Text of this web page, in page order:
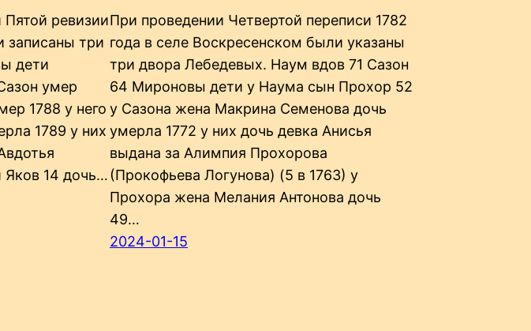
Пятой ревизии
записаны три
дети
умер
1788 у него
1789 у них
Яков 14 дочь…
При проведении Четвертой переписи 1782
года в селе Воскресенском были указаны
три двора Лебедевых. Наум вдов 71 Сазон
64 Мироновы дети у Наума сын Прохор 52
у Сазона жена Макрина Семенова дочь
умерла 1772 у них дочь девка Анисья
выдана за Алимпия Прохорова
(Прокофьева Логунова) (5 в 1763) у
Прохора жена Мелания Антонова дочь
49…
2024-01-15